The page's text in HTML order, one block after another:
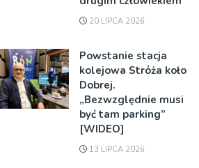
20 LIPCA 2026
Powstanie stacja
kolejowa Stróża koło
Dobrej.
„Bezwzględnie musi
być tam parking”
[WIDEO]
13 LIPCA 2026